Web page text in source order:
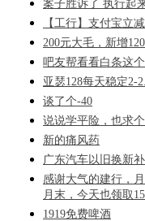
案子胜诉了 执行起
【工行】支付宝立
200元大毛，新增
吧友帮看看白条这
亚瑟128每天稳定2-
谈了个-40
说说学平险，也求
新的痛风药
广东汽车以旧换新
感谢大气的建行，
月末，今天也领取
1919免费啤酒